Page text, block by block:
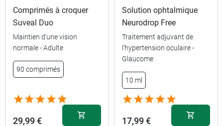
30 gélules 12,50 €
90 gélules
Comprimés à croquer
Suveal Duo
Maintien d'une vision
normale - Adulte
90 comprimés
29,99 €
Solution ophtalmique
Neurodrop Free
Traitement adjuvant de
l'hypertension oculaire -
Glaucome
10 ml
17,99 €